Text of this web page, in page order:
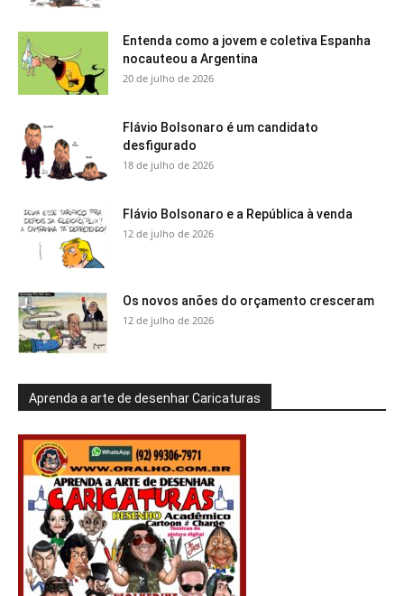
Entenda como a jovem e coletiva Espanha
nocauteou a Argentina
20 de julho de 2026
Flávio Bolsonaro é um candidato
desfigurado
18 de julho de 2026
Flávio Bolsonaro e a República à venda
12 de julho de 2026
Os novos anões do orçamento cresceram
12 de julho de 2026
Aprenda a arte de desenhar Caricaturas